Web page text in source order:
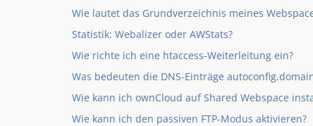
Wie lautet das Grundverzeichnis meines
Statistik: Webalizer oder AWStats?
Wie richte ich eine htaccess-Weiterleitung ein?
Was bedeuten die DNS-Einträge
Wie kann ich ownCloud auf Shared Webspace
Wie kann ich den passiven FTP-Modus aktivieren?